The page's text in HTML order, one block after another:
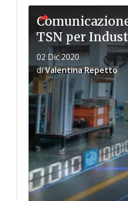
TSN per
02 Dic 2020
diValentina Repetto